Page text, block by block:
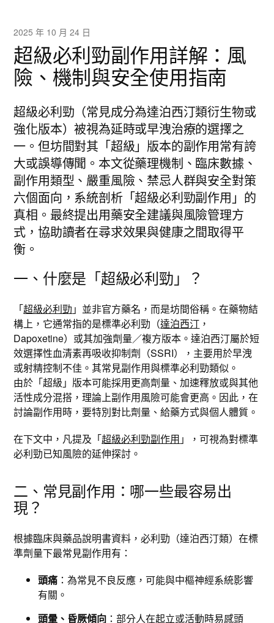
2025 年 10 月 24 日
超級必利勁副作用詳解：風
險、機制與安全使用指南
超級必利勁（常見成分為達泊西汀類衍生物或
強化版本）被視為延時或早洩治療的選擇之
一。但坊間對其「超級」版本的副作用常有誇
大或誤導傳聞。本文從藥理機制、臨床數據、
副作用類型、嚴重風險、禁忌人群與安全對策
六個面向，系統剖析「超級必利勁副作用」的
真相。最終提出用藥安全建議與風險管理方
式，協助讀者在尋求效果與健康之間取得平
衡。
一、什麼是「超級必利勁」？
「超級必利勁 」並非官方藥名，而是坊間俗稱。在藥物結
構上，它通常指的是標準必利勁（達泊西汀 ，
Dapoxetine）或其加強劑量／複方版本。達泊西汀屬於短
效選擇性血清素再吸收抑制劑（SSRI），主要用於早洩
或射精控制不佳。其常見副作用與標準必利勁類似。
由於「超級」版本可能採用更高劑量、加速釋放或與其他
活性成分混搭，理論上副作用風險可能會更高。因此，在
討論副作用時，要特別對比劑量、給藥方式與個人體質。
在下文中，凡提及「超級必利勁副作用 」，可視為對標準
必利勁已知風險的延伸探討。
二、常見副作用：哪一些最容易出
現？
根據臨床與藥品說明書資料，必利勁（達泊西汀類）在標
準劑量下最常見副作用有：
頭痛 ：為常見不良反應，可能與中樞神經系統影響
有關。
頭暈、昏厥傾向 ：部分人在起立或活動時易感頭